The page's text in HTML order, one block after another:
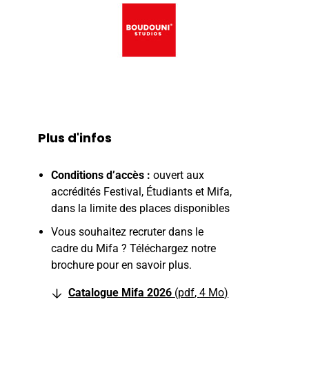
Plus d'infos
Conditions d’accès :ouvert aux
accrédités Festival, Étudiants et Mifa,
dans la limite des places disponibles
Vous souhaitez recruter dans le
cadre du Mifa ? Téléchargez notre
brochure pour en savoir plus.
Catalogue Mifa 2026 pdf 4 Mo